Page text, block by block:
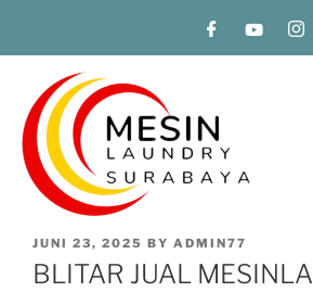
JUNI 23, 2025 BY ADMIN77
BLITAR JUAL